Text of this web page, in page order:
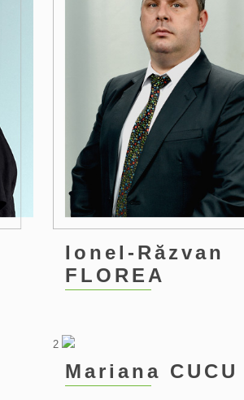
Ionel-Răzvan
FLOREA
2
Mariana CUCU